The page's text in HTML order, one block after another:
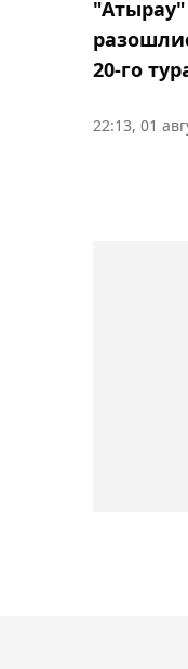
20-го
22:13, 01